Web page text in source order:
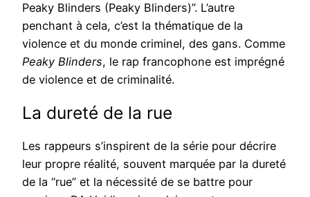
Peaky Blinders (Peaky Blinders)”. L’autre
penchant à cela, c’est la thématique de la
violence et du monde criminel, des gans. Comme
Peaky Blinders, le rap francophone est imprégné
de violence et de criminalité.
La dureté de la rue
Les rappeurs s’inspirent de la série pour décrire
leur propre réalité, souvent marquée par la dureté
de la “rue” et la nécessité de se battre pour